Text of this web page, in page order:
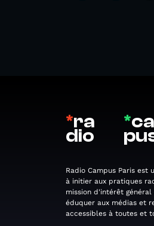
*ra
dio
*
Radio Campus Paris est
à initier aux pratiques
mission d'intérêt
éduquer aux médias et
accessibles à toutes et